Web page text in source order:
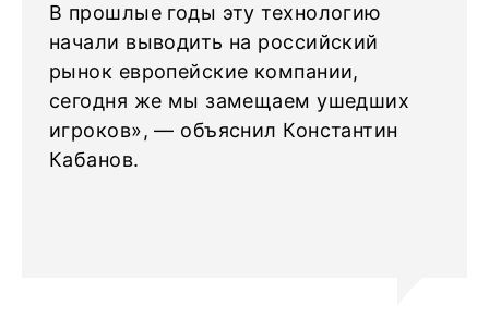
В прошлые годы эту технологию
начали выводить на российский
рынок европейские компании,
сегодня же мы замещаем ушедших
игроков», — объяснил Константин
Кабанов.